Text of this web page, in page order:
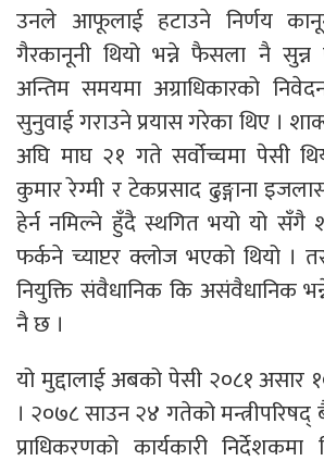
उनले आफूलाई हटाउने निर्णय
गैरकानूनी थियो भन्ने फैसला नै
अन्तिम समयमा अग्राधिकारको
सुनुवाई गराउने प्रयास गरेका थिए ।
अघि माघ २१ गते सर्वोच्चमा पेसी
कुमार रेग्मी र टेकप्रसाद ढुङ्गाना
हेर्न नमिल्ने हुँदै स्थगित भयो यो सँगै
फर्कने च्याप्टर क्लोज भएको थियो ।
नियुक्ति संवैधानिक कि असंवैधानिक
नै छ ।
यो मुद्दालाई अबको पेसी २०८१
। २०७८ साउन २४ गतेको
प्राधिकरणको कार्यकारी निर्देशकमा